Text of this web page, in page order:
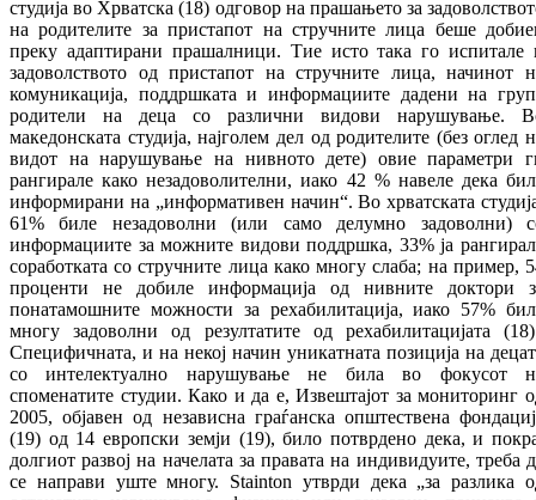
студија во Хрватска (18) одговор на прашањето за
на родителите за пристапот на стручните лица беше
преку адаптирани прашалници. Тие исто така го испитале
задоволството од пристапот на стручните лица, начинот
комуникација, поддршката и информациите дадени на
родители на деца со различни видови нарушување.
македонската студија, најголем дел од родителите (без оглед
видот на нарушување на нивното дете) овие параметри
рангирале како незадоволителни, иако 42 % навеле дека
информирани на „информативен начин“. Во хрватската
61% биле незадоволни (или само делумно задоволни)
информациите за можните видови поддршка, 33% ја
соработката со стручните лица како многу слаба; на пример,
проценти не добиле информација од нивните доктори
понатамошните можности за рехабилитација, иако 57%
многу задоволни од резултатите од рехабилитацијата
Специфичната, и на некој начин уникатната позиција на
со интелектуално нарушување не била во фокусот
споменатите студии. Како и да е, Извештајот за мониторинг
2005, објавен од независна граѓанска општествена
(19) од 14 европски земји (19), било потврдено дека, и
долгиот развој на начелата за правата на индивидуите, треба
се направи уште многу. Stainton утврди дека „за разлика